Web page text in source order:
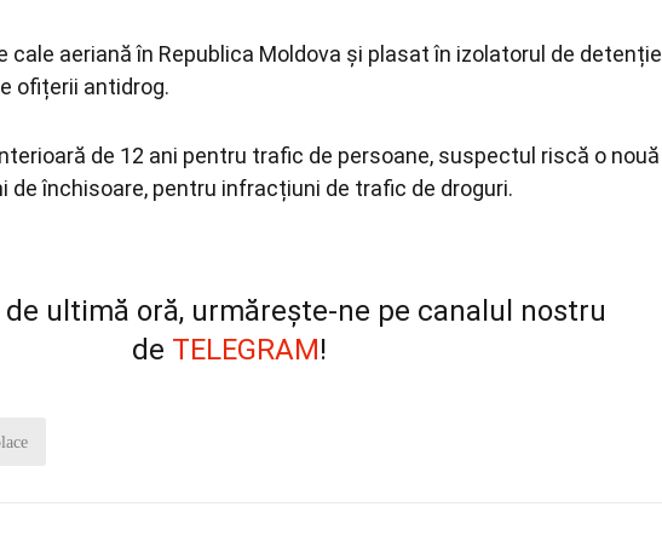
aeriană în Republica Moldova și plasat în izolatorul de detenție
ofițerii antidrog.
de 12 ani pentru trafic de persoane, suspectul riscă o nouă
de închisoare, pentru infracțiuni de trafic de droguri.
ultimă oră, urmărește-ne pe canalul nostru
de TELEGRAM!